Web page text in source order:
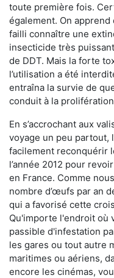
toute première fois.
également. On
failli connaître une
insecticide très
de DDT. Mais la forte
l’utilisation a été
entraîna la survie de
conduit à la
En s’accrochant aux
voyage un peu partout,
facilement reconquérir
l’année 2012 pour
en France. Comme
nombre d’œufs par an
qui a favorisé cette
Qu'importe l'endroit où
passible d'infestation
les gares ou tout autre
maritimes ou aériens,
encore les cinémas,